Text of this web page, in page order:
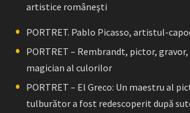
artistice româneşti
PORTRET. Pablo Picasso, artistul-
PORTRET – Rembrandt, pictor,
magician al culorilor
PORTRET – El Greco: Un maestru al
tulburător a fost redescoperit după